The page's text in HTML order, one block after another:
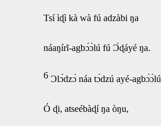
Tsí ìɖì kà wà fú adzàbi ŋa
náaŋírĩ-agbɔ́ɔ̀lú fú Ɔ̀ɖáyé ŋa.
6 Ɔlɔ́dzɔ́ náa tɔ́dzú ayé-
Ó ɖi, atseébàɖí ŋa òŋu,